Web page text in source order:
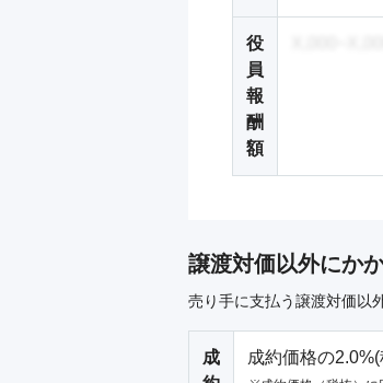
役
員
報
酬
額
譲渡対価以外にか
売り手に支払う譲渡対価以
成
成約価格の